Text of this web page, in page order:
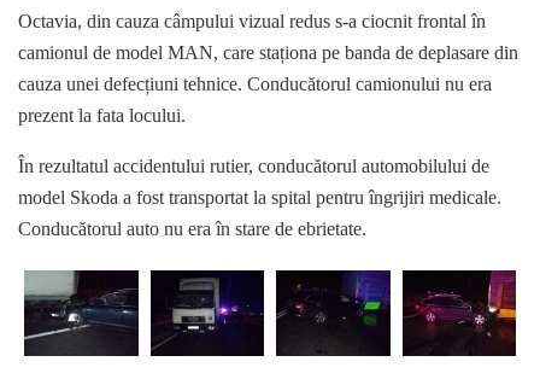
Octavia, din cauza câmpului vizual redus s-a ciocnit frontal în
camionul de model MAN, care staționa pe banda de deplasare din
cauza unei defecțiuni tehnice. Conducătorul camionului nu era
prezent la fata locului.
În rezultatul accidentului rutier, conducătorul automobilului de
model Skoda a fost transportat la spital pentru îngrijiri medicale.
Conducătorul auto nu era în stare de ebrietate.